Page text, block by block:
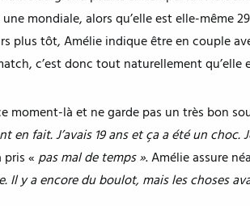
mondiale, alors qu’elle est elle-même 29
plus tôt, Amélie indique être en couple
c’est donc tout naturellement qu’elle
moment-là et ne garde pas un très bon
fait. J’avais 19 ans et ça a été un choc.
pris « pas mal de temps ». Amélie assure
Il y a encore du boulot, mais les choses